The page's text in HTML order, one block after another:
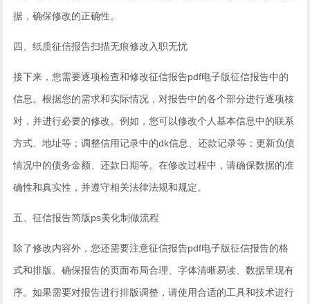
据，确保修改的正确性。
四、纸质征信报告扫描无痕修改入职无忧
接下来，您需要逐项检查和修改征信报告pdf电子版征信报告中的
信息。根据您的需求和实际情况，对报告中的各个部分进行逐项核
对，并进行必要的修改。例如，您可以修改个人基本信息中的联系
方式、地址等；调整信用记录中的dk信息、还款记录等；更新负债
情况中的债务金额、还款日期等。在修改过程中，请确保数据的准
确性和真实性，并遵守相关法律法规和规定。
五、征信报告简版ps美化制做流程
除了修改内容外，您还需要注意征信报告pdf电子版征信报告的格
式和排版。确保报告的页面布局合理、字体清晰易读、数据呈现有
序。如果需要对报告进行排版调整，请使用合适的工具和技术进行